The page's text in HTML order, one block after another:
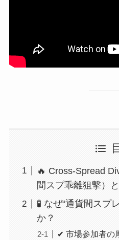
🔥 Cross-Spread
間スプ乖離狙撃）
🧪 なぜ“通貨間スプ
か？
✔ 市場参加者の